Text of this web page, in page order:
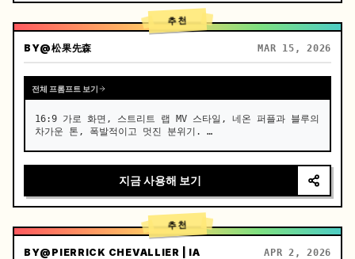
추천
BY@松果先森 MAR 15, 2026
전체 프롬프트 보기
16:9 가로 화면, 스트리트 랩 MV 스타일, 네온 퍼플과 블루의
차가운 톤, 폭발적이고 멋진 분위기. …
지금 사용해 보기
추천
BY@PIERRICK CHEVALLIER | IA APR 2, 2026